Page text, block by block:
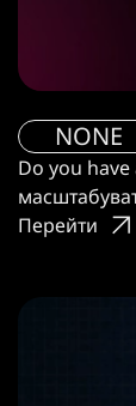
NONE
Do you have
Перейти